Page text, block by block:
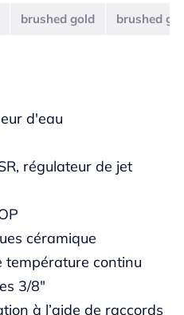
d'eau
régulateur de jet
céramique
température continu
3/8"
à l’aide de raccords
brushed gold brushed